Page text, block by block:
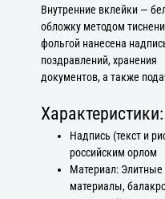
Внутренние вклейки —
обложку методом
фольгой нанесена
поздравлений, хранения
документов, а также
Характеристики:
Надпись (текст и
российским орлом
Материал:
материалы,